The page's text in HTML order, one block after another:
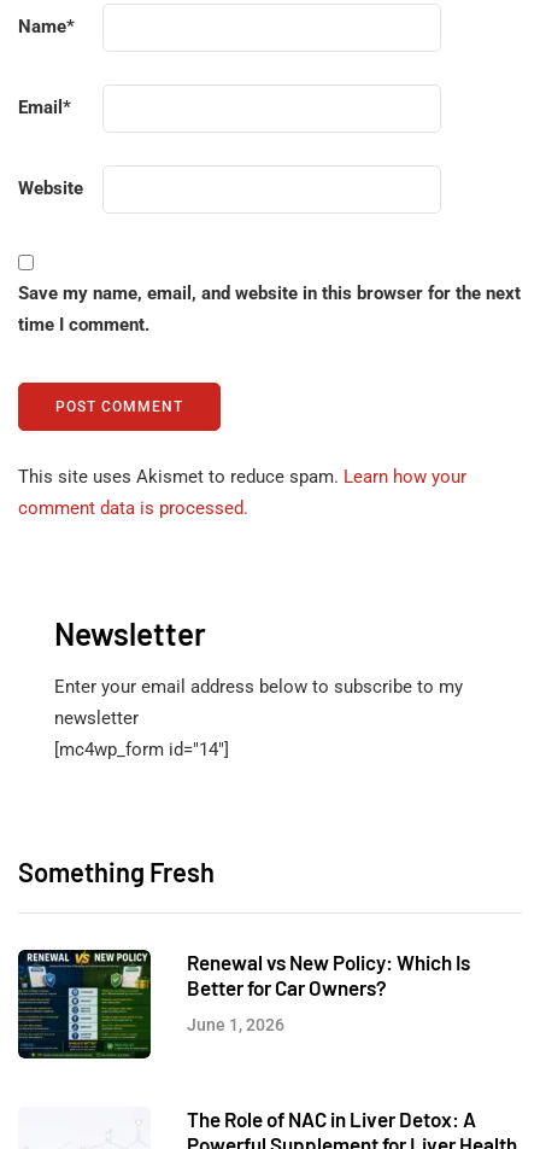
Name*
Email *
Website
Save my name, email, and website in this browser for the next
time I comment.
This site uses Akismet to reduce spam. Learn how your
comment data is processed.
Newsletter
Enter your email address below to subscribe to my
newsletter
[mc4wp_form id="14"]
Something Fresh
Renewal vs New Policy: Which Is
Better for Car Owners?
June 1, 2026
The Role of NAC in Liver Detox: A
Powerful Supplement for Liver Health